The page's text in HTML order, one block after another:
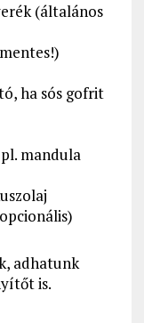
(általános
ha sós gofrit
mandula
adhatunk
is.